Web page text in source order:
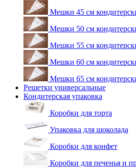
Мешки 45 см
Мешки 50 см
Мешки 55 см
Мешки 60 см
Мешки 65 см
Решетки универсальные
Кондитерская упаковка
Коробки для торта
Упаковка для шоколада
Коробки для конфет
Коробки для печенья и